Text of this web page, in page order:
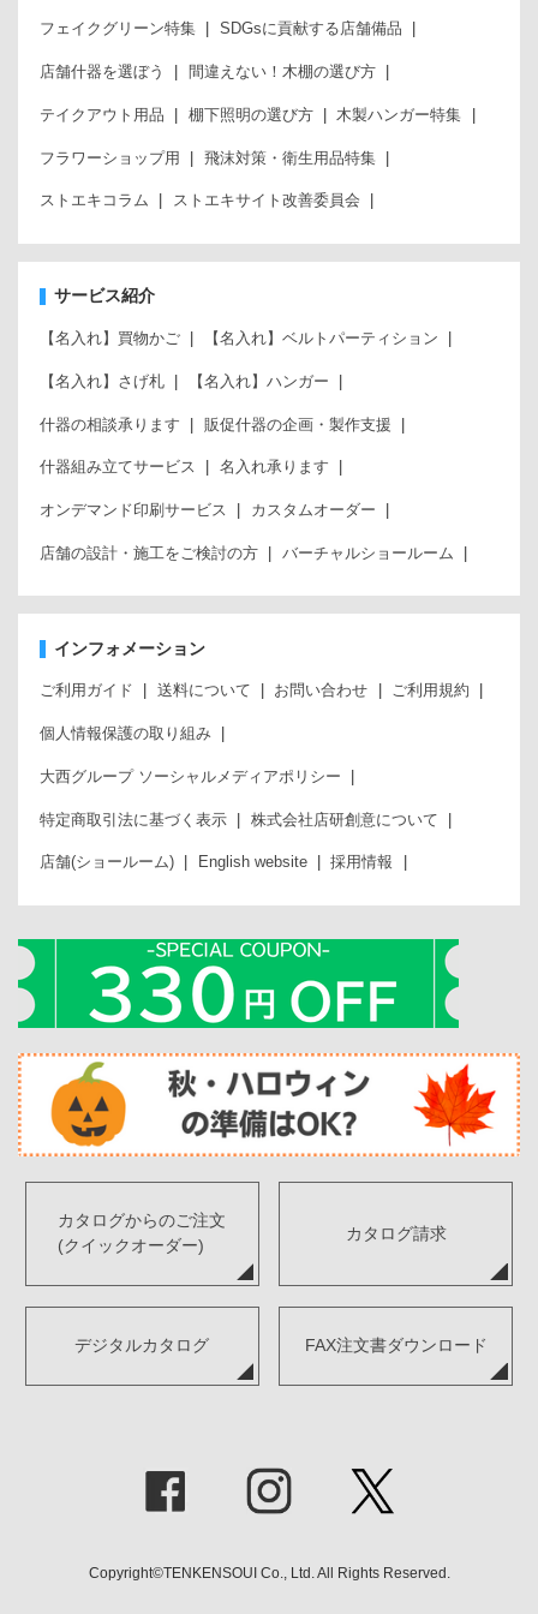
フェイクグリーン特集 SDGsに貢献する店舗備品
店舗什器を選ぼう 間違えない！木棚の選び方
テイクアウト用品 棚下照明の選び方 木製ハンガー特集
フラワーショップ用 飛沫対策・衛生用品特集
ストエキコラム ストエキサイト改善委員会
サービス紹介
【名入れ】買物かご 【名入れ】ベルトパーティション
【名入れ】さげ札 【名入れ】ハンガー
什器の相談承ります 販促什器の企画・製作支援
什器組み立てサービス 名入れ承ります
オンデマンド印刷サービス カスタムオーダー
店舗の設計・施工をご検討の方 バーチャルショールーム
インフォメーション
ご利用ガイド 送料について お問い合わせ ご利用規約
個人情報保護の取り組み
大西グループ ソーシャルメディアポリシー
特定商取引法に基づく表示 株式会社店研創意について
店舗(ショールーム) English website 採用情報
カタログからのご注文
(クイックオーダー)
カタログ請求
デジタルカタログ FAX注文書ダウンロード
Copyright©TENKENSOUI Co., Ltd. All Rights Reserved.